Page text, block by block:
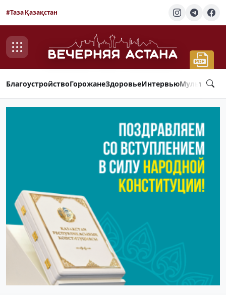
#Таза Қазақстан
БлагоустройствоГорожанеЗдоровьеИнтервью